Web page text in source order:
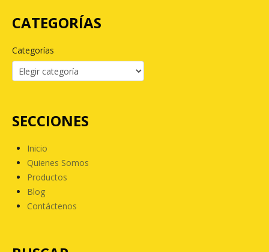
CATEGORÍAS
Categorías
SECCIONES
Inicio
Quienes Somos
Productos
Blog
Contáctenos